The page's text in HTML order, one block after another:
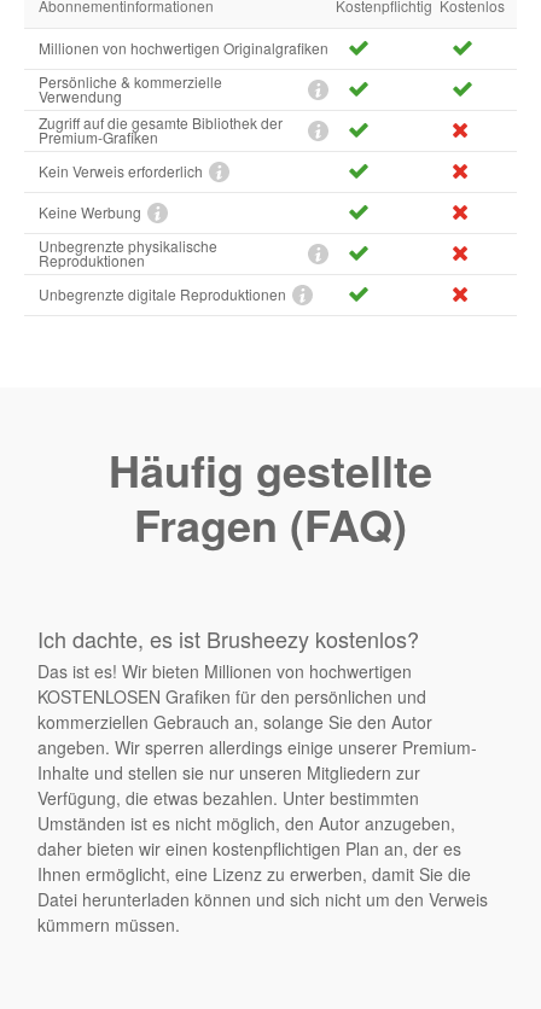
Abonnementinformationen Kostenpflichtig Kostenlos
Millionen von hochwertigen Originalgrafiken
Persönliche & kommerzielle
Verwendung
Zugriff auf die gesamte Bibliothek der
Premium-Grafiken
Kein Verweis erforderlich
Keine Werbung
Unbegrenzte physikalische
Reproduktionen
Unbegrenzte digitale Reproduktionen
Häufig gestellte
Fragen (FAQ)
Ich dachte, es ist Brusheezy kostenlos?
Das ist es! Wir bieten Millionen von hochwertigen
KOSTENLOSEN Grafiken für den persönlichen und
kommerziellen Gebrauch an, solange Sie den Autor
angeben. Wir sperren allerdings einige unserer Premium-
Inhalte und stellen sie nur unseren Mitgliedern zur
Verfügung, die etwas bezahlen. Unter bestimmten
Umständen ist es nicht möglich, den Autor anzugeben,
daher bieten wir einen kostenpflichtigen Plan an, der es
Ihnen ermöglicht, eine Lizenz zu erwerben, damit Sie die
Datei herunterladen können und sich nicht um den Verweis
kümmern müssen.